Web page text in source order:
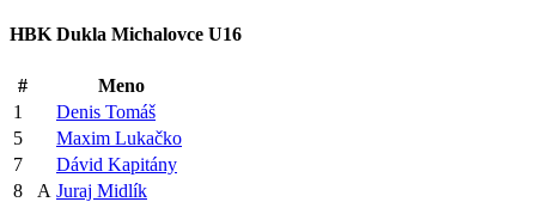
HBK Dukla Michalovce U16
#
Meno
1
Denis Tomáš
5
Maxim Lukačko
7
Dávid Kapitány
8
A Juraj Midlík